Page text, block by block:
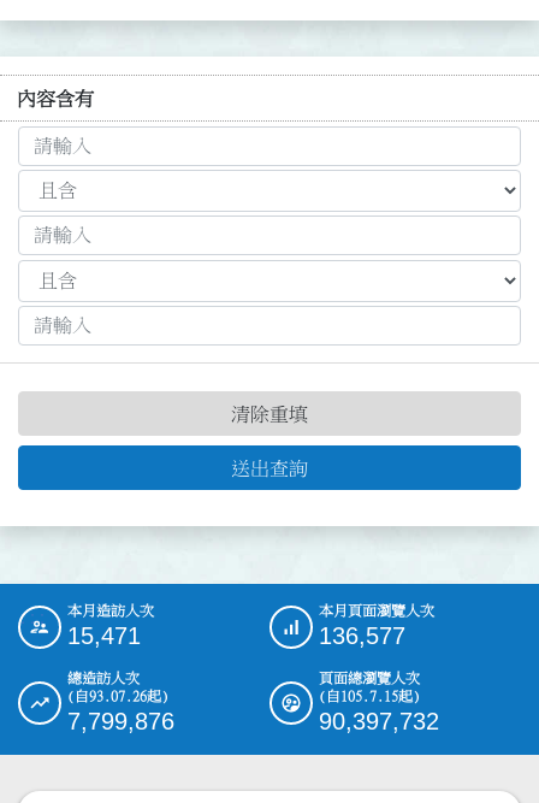
內容含有
送出查詢
清除重填
::: 本月造訪人次
15,471
本月頁面瀏覽人次
136,577
總造訪人次
(自93.07.26起)
7,799,876
頁面總瀏覽人次
(自105.7.15起)
90,397,732